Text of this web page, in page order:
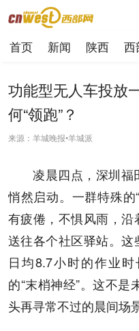
首页 新闻 陕西 西
功能型无人车投放
何“领跑”？
来源：羊城晚报•羊城派
凌晨四点，深圳福
悄然启动。一群特殊
有疲倦，不惧风雨，
送往各个社区驿站。
日均8.7小时的作业
的“末梢神经”。这不
头再寻常不过的晨间场景